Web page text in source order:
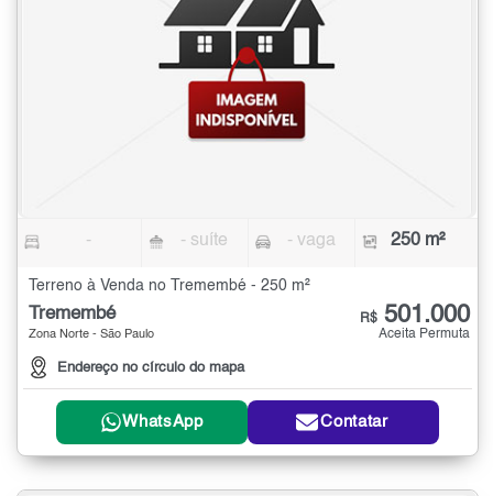
- - suíte - vaga 250 m²
Terreno à Venda no Tremembé - 250 m²
Tremembé
Zona Norte - São Paulo
Endereço no círculo do mapa
R$ 501.000
Aceita Permuta
WhatsApp Contatar